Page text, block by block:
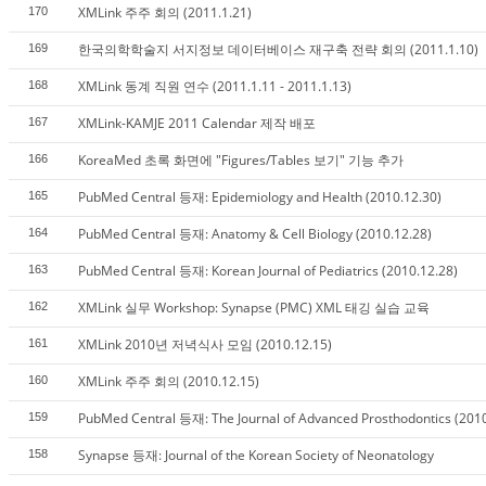
170 XMLink 주주 회의 (2011.1.21)
169 한국의학학술지 서지정보 데이터베이스 재구축 전략 회의 (2011.1.10)
168 XMLink 동계 직원 연수 (2011.1.11 - 2011.1.13)
167 XMLink-KAMJE 2011 Calendar 제작 배포
166 KoreaMed 초록 화면에 "Figures/Tables 보기" 기능 추가
165 PubMed Central 등재: Epidemiology and Health (2010.12.30)
164 PubMed Central 등재: Anatomy & Cell Biology (2010.12.28)
163 PubMed Central 등재: Korean Journal of Pediatrics (2010.12.28)
162 XMLink 실무 Workshop: Synapse (PMC) XML 태깅 실습 교육
161 XMLink 2010년 저녁식사 모임 (2010.12.15)
160 XMLink 주주 회의 (2010.12.15)
159 PubMed Central 등재: The Journal of Advanced Prosthodontics
158 Synapse 등재: Journal of the Korean Society of Neonatology